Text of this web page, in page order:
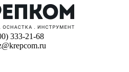
333-21-68